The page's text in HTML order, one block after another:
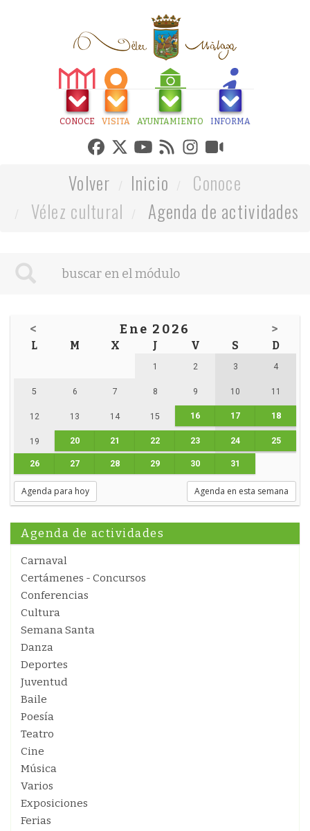
CONOCE VISITA AYUNTAMIENTO INFORMA
Volver Inicio
Conoce
Vélez cultural
Agenda de actividades
< Ene 2026 >
L M X J V S D
1 2 3 4
5 6 7 8 9 10 11
12 13 14 15 16 17 18
19 20 21 22 23 24 25
26 27 28 29 30 31
Agenda para hoy Agenda en esta semana
Agenda de actividades
Carnaval
Certámenes - Concursos
Conferencias
Cultura
Semana Santa
Danza
Deportes
Juventud
Baile
Poesía
Teatro
Cine
Música
Varios
Exposiciones
Ferias